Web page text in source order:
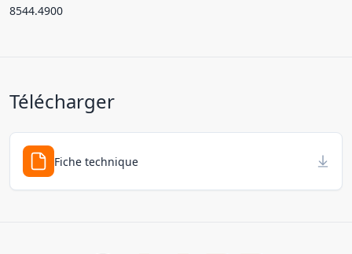
8544.4900
Télécharger
Fiche technique